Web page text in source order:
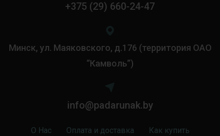
+375 (29) 660-24-47
Минск, ул. Маяковского, д.176 (территория ОАО
“Камволь”)
info@padarunak.by
О Нас Оплата и доставка Как купить